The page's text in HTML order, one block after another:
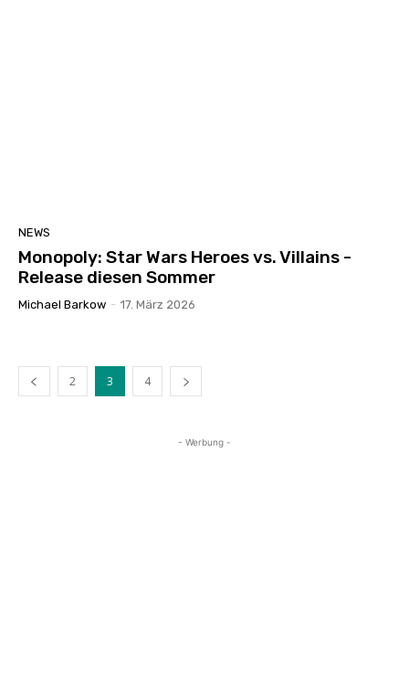
NEWS
Monopoly: Star Wars Heroes vs. Villains -
Release diesen Sommer
Michael Barkow - 17. März 2026
2 3 4
- Werbung -